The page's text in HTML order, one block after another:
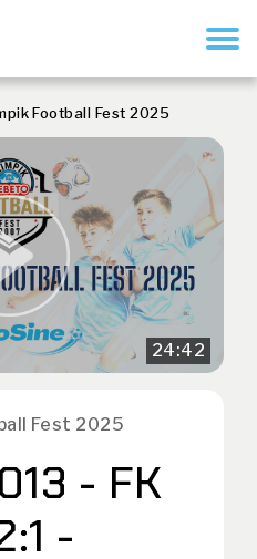
Football Fest 2025
24:42
Fest 2025
- FK
-